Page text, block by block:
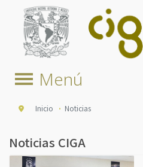
Inicio Noticias
Noticias CIGA